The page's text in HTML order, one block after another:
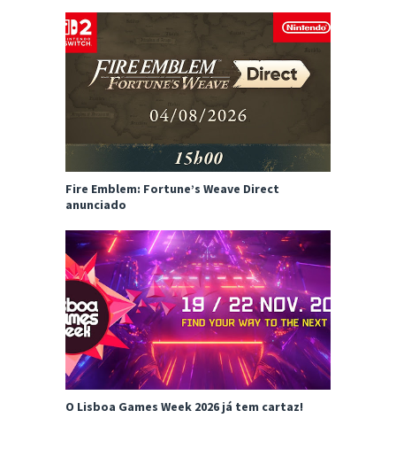
Fire Emblem: Fortune’s Weave Direct
anunciado
O Lisboa Games Week 2026 já tem cartaz!